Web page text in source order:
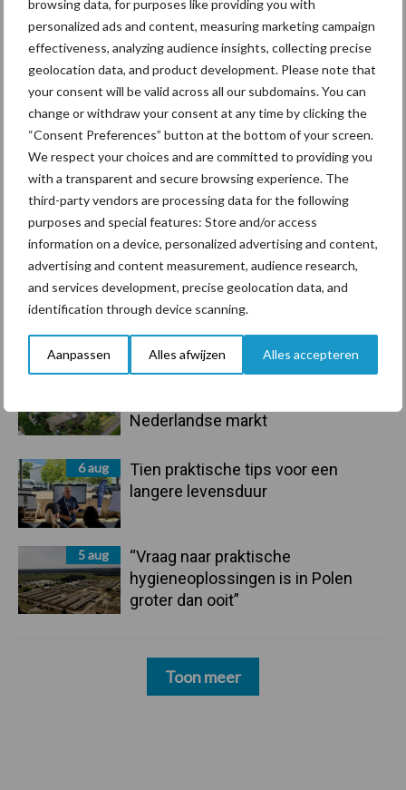
browsing data, for purposes like providing you with
personalized ads and content, measuring marketing campaign
effectiveness, analyzing audience insights, collecting precise
geolocation data, and product development. Please note that
your consent will be valid across all our subdomains. You can
change or withdraw your consent at any time by clicking the
“Consent Preferences” button at the bottom of your screen.
We respect your choices and are committed to providing you
with a transparent and secure browsing experience. The
third-party vendors are processing data for the following
purposes and special features: Store and/or access
information on a device, personalized advertising and content,
advertising and content measurement, audience research,
and services development, precise geolocation data, and
identification through device scanning.
Aanpassen Alles afwijzen Alles accepteren
Primaire
Sidebar
Recent nieuws Partner nieuws
Grondstoffenmarkt blijft grillig:
droogte en geopolitiek houden
handel in de greep
7 aug
De speenhuid: een vaak
onderschatte risicofactor voor
6 aug
ForFarmers ziet volume en
Nederlandse markt
6 aug
Tien praktische tips voor een
langere levensduur
5 aug
“Vraag naar praktische
hygieneoplossingen is in Polen
groter dan ooit”
Toon meer
Toon meer